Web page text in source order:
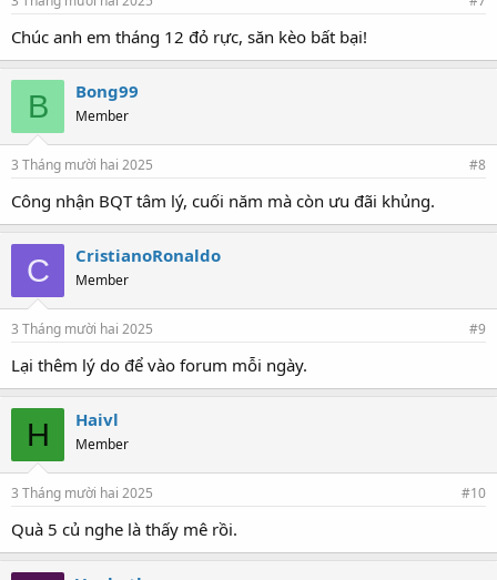
Chúc anh em tháng 12 đỏ rực, săn kèo bất bại!
B Bong99
Member
3 Tháng mười hai 2025 #8
Công nhận BQT tâm lý, cuối năm mà còn ưu đãi khủng.
C CristianoRonaldo
Member
3 Tháng mười hai 2025 #9
Lại thêm lý do để vào forum mỗi ngày.
H Haivl
Member
3 Tháng mười hai 2025 #10
Quà 5 củ nghe là thấy mê rồi.